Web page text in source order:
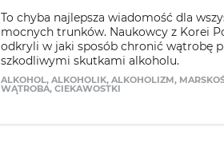
To chyba najlepsza wiadomość dla
mocnych trunków. Naukowcy z Korei
odkryli w jaki sposób chronić wątrobę
szkodliwymi skutkami alkoholu.
ALKOHOL, ALKOHOLIK, ALKOHOLIZM,
WĄTROBA, CIEKAWOSTKI